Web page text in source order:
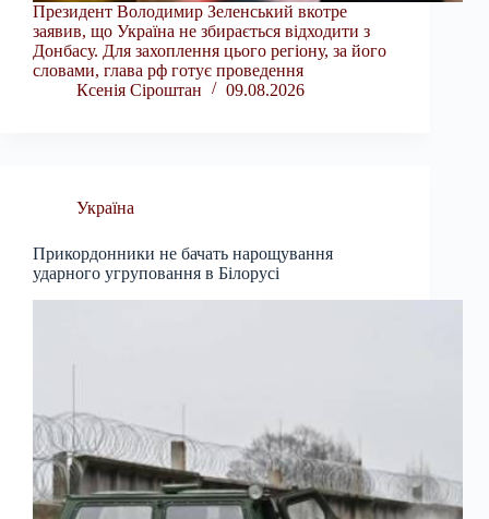
Президент Володимир Зеленський вкотре
заявив, що Україна не збирається відходити з
Донбасу. Для захоплення цього регіону, за його
словами, глава рф готує проведення
Ксенія Сіроштан
09.08.2026
Україна
Прикордонники не бачать нарощування
ударного угруповання в Білорусі